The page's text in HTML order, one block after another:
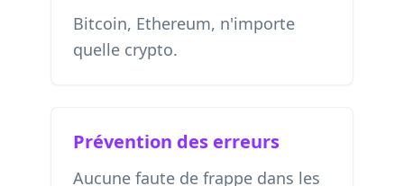
Bitcoin, Ethereum, n'importe
quelle crypto.
Prévention des erreurs
Aucune faute de frappe dans les